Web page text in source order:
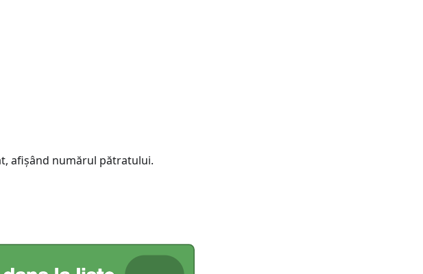
afișând numărul pătratului.